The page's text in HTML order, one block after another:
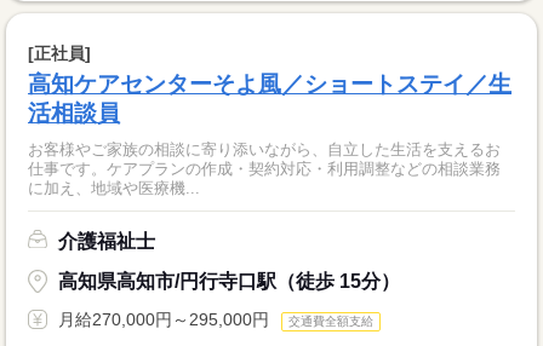
[正社員]
高知ケアセンターそよ風／ショートステイ／生
活相談員
お客様やご家族の相談に寄り添いながら、自立した生活を支えるお
仕事です。ケアプランの作成・契約対応・利用調整などの相談業務
に加え、地域や医療機...
介護福祉士
高知県高知市/円行寺口駅（徒歩 15分）
月給270,000円～295,000円 交通費全額支給